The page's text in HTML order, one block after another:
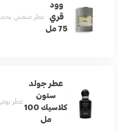
وود
قري
75 مل
عطر منعش يجمع
عطر جولد
ستون
كلاسيك 100
مل
عطر